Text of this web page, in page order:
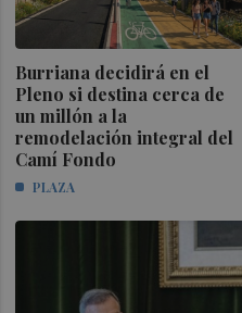
Burriana decidirá en el
Pleno si destina cerca de
un millón a la
remodelación integral del
Camí Fondo
PLAZA